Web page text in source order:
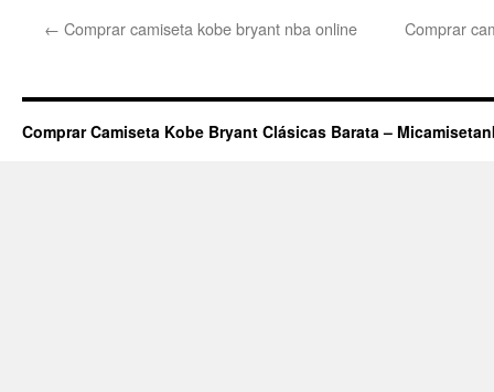
← Comprar camiseta kobe bryant nba online Comprar
Comprar Camiseta Kobe Bryant Clásicas Barata –